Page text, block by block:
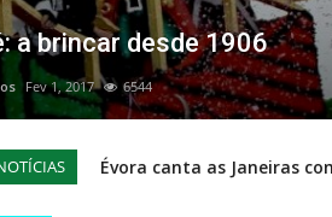
a brincar desde 1906
Fev 1, 2017 6544
Marques Mendes